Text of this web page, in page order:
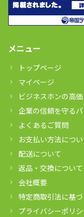
メニュー
トップページ
マイページ
ビジネスホンの高
企業の信頼を守る
よくあるご質問
お支払い方法につい
配送について
返品・交換について
会社概要
特定商取引法に基
プライバシーポリ